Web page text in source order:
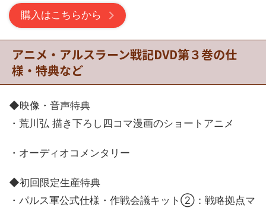
購入はこちらから
アニメ・アルスラーン戦記DVD第３巻の仕
様・特典など
◆映像・音声特典
・荒川弘 描き下ろし四コマ漫画のショートアニメ
・オーディオコメンタリー
◆初回限定生産特典
・パルス軍公式仕様・作戦会議キット②：戦略拠点マ